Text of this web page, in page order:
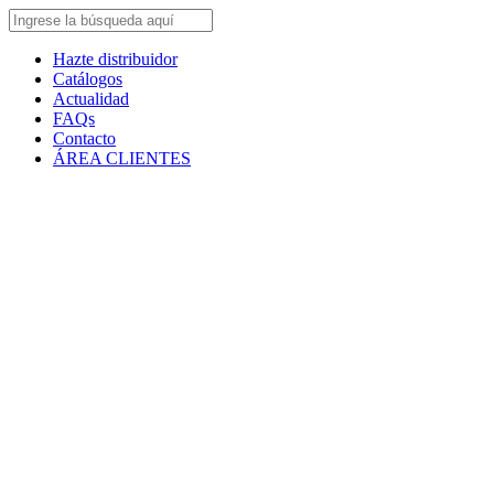
Hazte distribuidor
Catálogos
Actualidad
FAQs
Contacto
ÁREA CLIENTES